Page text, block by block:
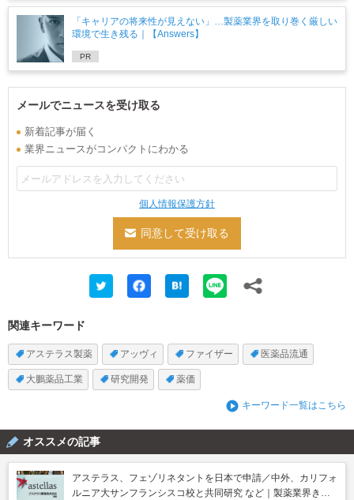
「キャリアの将来性が見えない」…製薬業界を取り巻く厳しい
環境で生き残る｜【Answers】
PR
メールでニュースを受け取る
新着記事が届く
業界ニュースがコンパクトにわかる
個人情報保護方針
関連キーワード
アステラス製薬 アッヴィ ファイザー 医薬品流通
大鵬薬品工業 研究開発 薬価
キーワード一覧はこちら
オススメの記事
アステラス、フェゾリネタントを日本で申請／中外、カリフォ
ルニア大サンフランシスコ校と共同研究 など｜製薬業界きょ